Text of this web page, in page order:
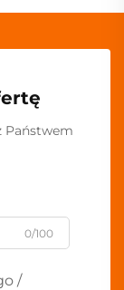
Państwem
0/100
/